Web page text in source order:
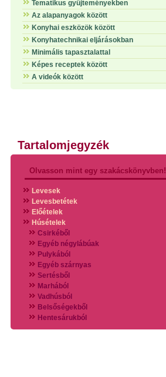
Tematikus gyűjteményekben
Az alapanyagok között
Konyhai eszközök között
Konyhatechnikai eljárásokban
Minimális tapasztalattal
Képes receptek között
A videók között
Tartalomjegyzék
Olvasson mint egy szakácskönyvben!
Levesek
Levesbetétek
Előételek
Húsételek
Csirkéből
Egyéb négylábúak
Pulykából
Egyéb szárnyas
Sertésből
Marhából
Vadhúsból
Belsőségekből
Hentesárukból
Vadszárnyasokból